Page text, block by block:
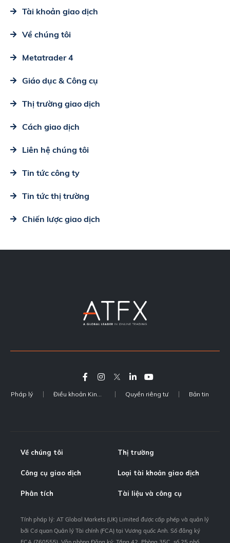
Tài khoản giao dịch
Về chúng tôi
Metatrader 4
Giáo dục & Công cụ
Thị trường giao dịch
Cách giao dịch
Liên hệ chúng tôi
Tin tức công ty
Tin tức thị trường
Chiến lược giao dịch
Pháp lý Điều khoản Kinh doanh Quyền riêng tư Bản tin
Về chúng tôi Thị trường
Công cụ giao dịch Loại tài khoản giao dịch
Phân tích Tài liệu và công cụ
Tính pháp lý: AT Global Markets (UK) Limited được cấp phép và quản lý
bởi Cơ quan Quản lý Tài chính (FCA) tại Vương quốc Anh. Số đăng ký